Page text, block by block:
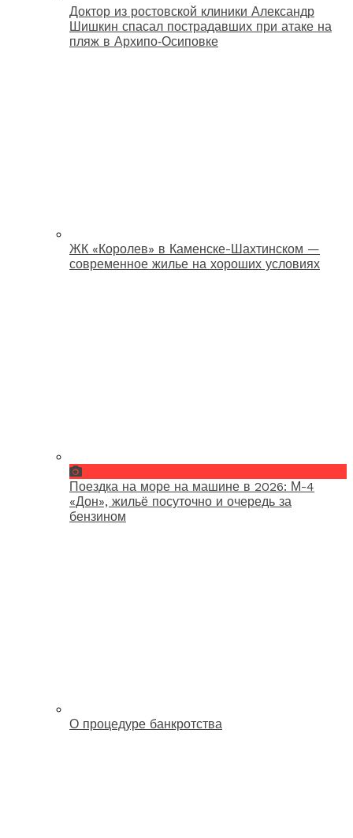
Доктор из ростовской клиники Александр
Шишкин спасал пострадавших при атаке на
пляж в Архипо‑Осиповке
ЖК «Королев» в Каменске-Шахтинском —
современное жилье на хороших условиях
Поездка на море на машине в 2026: М-4
«Дон», жильё посуточно и очередь за
бензином
О процедуре банкротства